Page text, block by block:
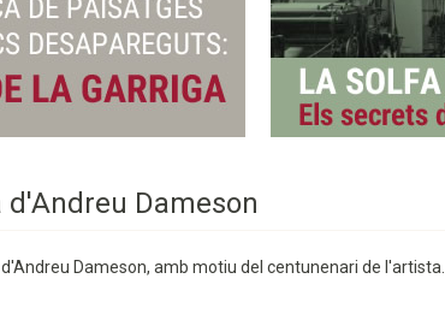
Dameson
Dameson, amb motiu del centunenari de l'artista.